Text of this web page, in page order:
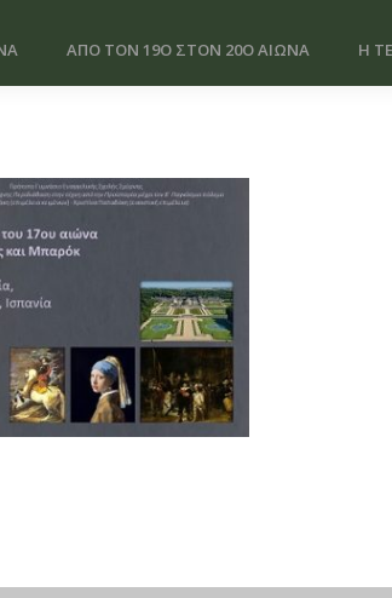
ΑΠΌ ΤOΝ 19Ο ΣΤΟΝ 20Ό ΑΙΏΝΑ Η